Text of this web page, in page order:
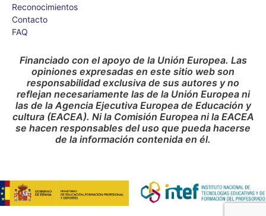
Reconocimientos
Contacto
FAQ
Financiado con el apoyo de la Unión Europea. Las
opiniones expresadas en este sitio web son
responsabilidad exclusiva de sus autores y no
reflejan necesariamente las de la Unión Europea ni
las de la Agencia Ejecutiva Europea de Educación y
cultura (EACEA). Ni la Comisión Europea ni la EACEA
se hacen responsables del uso que pueda hacerse
de la información contenida en él.